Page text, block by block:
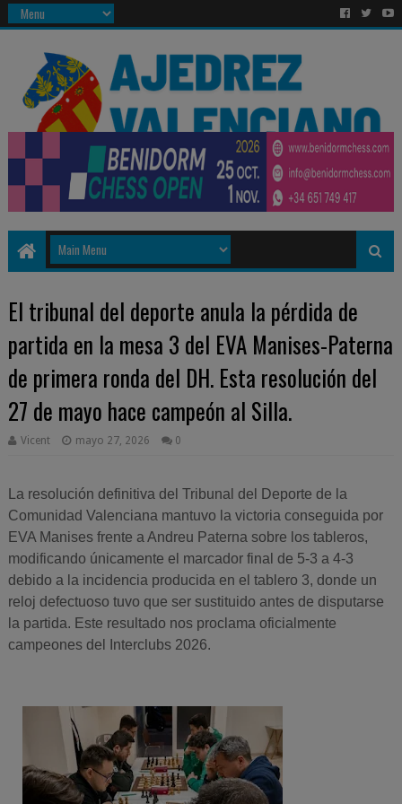
El tribunal del deporte anula la pérdida de
partida en la mesa 3 del EVA Manises-Paterna
de primera ronda del DH. Esta resolución del
27 de mayo hace campeón al Silla.
Vicent mayo 27, 2026 0
La resolución definitiva del Tribunal del Deporte de la
Comunidad Valenciana mantuvo la victoria conseguida por
EVA Manises frente a Andreu Paterna sobre los tableros,
modificando únicamente el marcador final de 5-3 a 4-3
debido a la incidencia producida en el tablero 3, donde un
reloj defectuoso tuvo que ser sustituido antes de disputarse
la partida. Este resultado nos proclama oficialmente
campeones del Interclubs 2026.